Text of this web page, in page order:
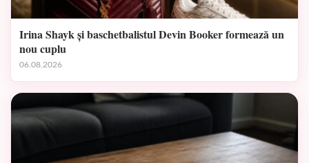
Irina Shayk și baschetbalistul Devin Booker formează un
nou cuplu
06.08.2026